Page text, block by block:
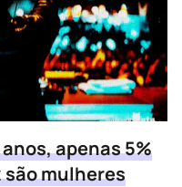
apenas 5%
mulheres